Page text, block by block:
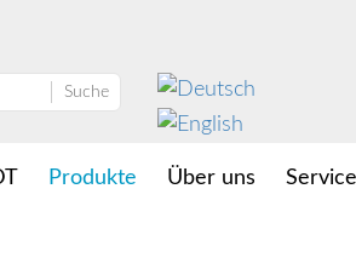
Suche
Produkte Über uns Service